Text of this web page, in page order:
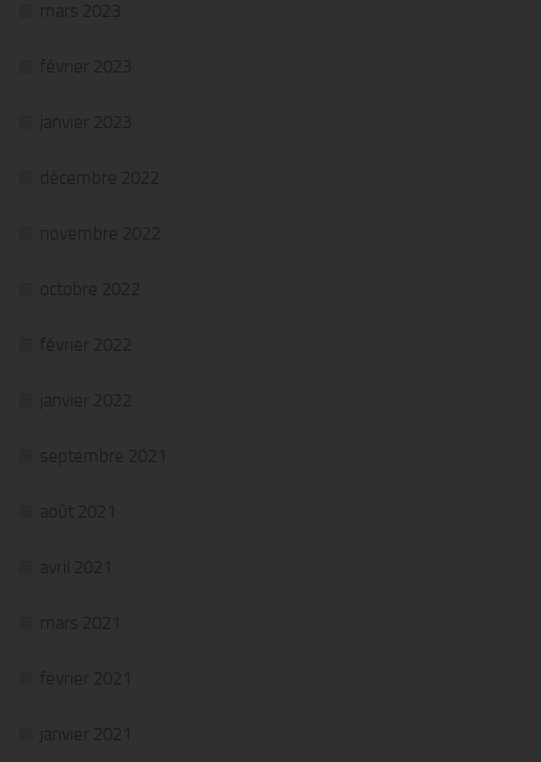
mars 2023
février 2023
janvier 2023
décembre 2022
novembre 2022
octobre 2022
février 2022
janvier 2022
septembre 2021
août 2021
avril 2021
mars 2021
février 2021
janvier 2021